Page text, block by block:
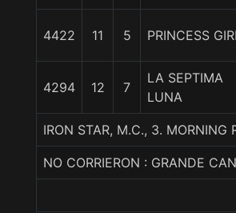
4422 11 5 PRINCESS
4294 12 7
LA SEPTIMA
LUNA
IRON STAR, M.C., 3. MORNING
NO CORRIERON : GRANDE